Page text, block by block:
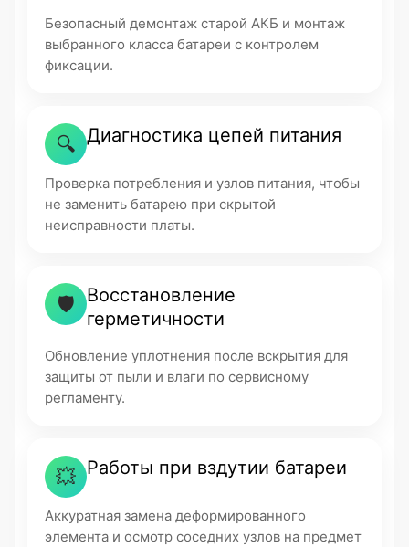
Безопасный демонтаж старой АКБ и монтаж
выбранного класса батареи с контролем
фиксации.
🔍 Диагностика цепей питания
Проверка потребления и узлов питания, чтобы
не заменить батарею при скрытой
неисправности платы.
🛡
Восстановление
герметичности
Обновление уплотнения после вскрытия для
защиты от пыли и влаги по сервисному
регламенту.
💥 Работы при вздутии батареи
Аккуратная замена деформированного
элемента и осмотр соседних узлов на предмет